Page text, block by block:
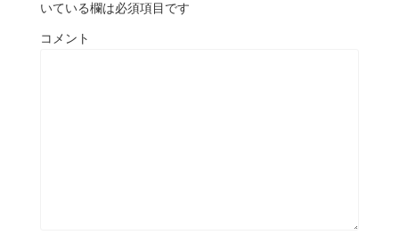
いている欄は必須項目です
コメント